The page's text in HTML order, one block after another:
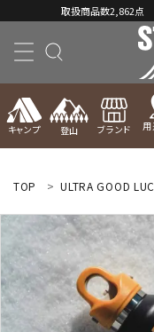
取扱商品数2,862点
キャンプ 登山 ブランド 用
ようこそ ゲスト 様
meeting_room ログイン
コンテンツ
INFORMATION
TOP ULTRA GOOD